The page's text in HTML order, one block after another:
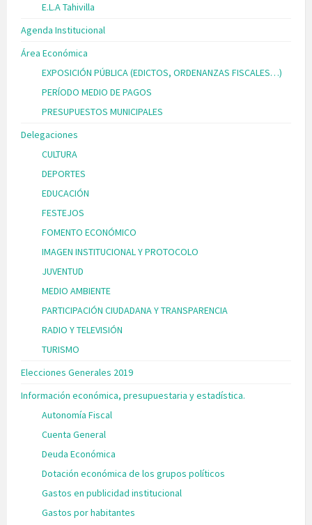
E.L.A Tahivilla
Agenda Institucional
Área Económica
EXPOSICIÓN PÚBLICA (EDICTOS, ORDENANZAS FISCALES…)
PERÍODO MEDIO DE PAGOS
PRESUPUESTOS MUNICIPALES
Delegaciones
CULTURA
DEPORTES
EDUCACIÓN
FESTEJOS
FOMENTO ECONÓMICO
IMAGEN INSTITUCIONAL Y PROTOCOLO
JUVENTUD
MEDIO AMBIENTE
PARTICIPACIÓN CIUDADANA Y TRANSPARENCIA
RADIO Y TELEVISIÓN
TURISMO
Elecciones Generales 2019
Información económica, presupuestaria y estadística.
Autonomía Fiscal
Cuenta General
Deuda Económica
Dotación económica de los grupos políticos
Gastos en publicidad institucional
Gastos por habitantes